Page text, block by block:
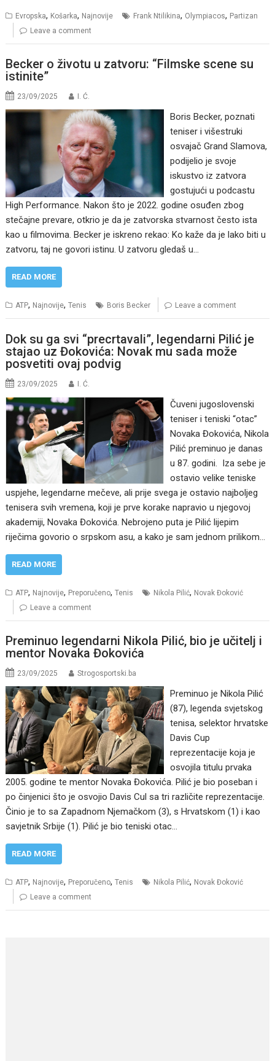
Evropska, Košarka, Najnovije Frank Ntilikina, Olympiacos, Partizan
Leave a comment
Becker o životu u zatvoru: “Filmske scene su
istinite”
23/09/2025 I. Ć.
Boris Becker, poznati
teniser i višestruki
osvajač Grand Slamova,
podijelio je svoje
iskustvo iz zatvora
gostujući u podcastu
High Performance. Nakon što je 2022. godine osuđen zbog
stečajne prevare, otkrio je da je zatvorska stvarnost često ista
kao u filmovima. Becker je iskreno rekao: Ko kaže da je lako biti u
zatvoru, taj ne govori istinu. U zatvoru gledaš u…
READ MORE
ATP, Najnovije,Tenis Boris Becker Leave a comment
Dok su ga svi “precrtavali”, legendarni Pilić je
stajao uz Đokovića: Novak mu sada može
posvetiti ovaj podvig
23/09/2025 I. Ć.
Čuveni jugoslovenski
teniser i teniski “otac”
Novaka Đokovića, Nikola
Pilić preminuo je danas
u 87. godini. Iza sebe je
ostavio velike teniske
uspjehe, legendarne mečeve, ali prije svega je ostavio najboljeg
tenisera svih vremena, koji je prve korake napravio u njegovoj
akademiji, Novaka Đokovića. Nebrojeno puta je Pilić lijepim
riječima govorio o srpskom asu, a kako je sam jednom prilikom…
READ MORE
ATP, Najnovije, Preporučeno,Tenis Nikola Pilić, Novak Đoković
Leave a comment
Preminuo legendarni Nikola Pilić, bio je učitelj i
mentor Novaka Đokovića
23/09/2025 Strogosportski.ba
Preminuo je Nikola Pilić
(87), legenda svjetskog
tenisa, selektor hrvatske
Davis Cup
reprezentacije koja je
osvojila titulu prvaka
2005. godine te mentor Novaka Đokovića. Pilić je bio poseban i
po činjenici što je osvojio Davis Cul sa tri različite reprezentacije.
Činio je to sa Zapadnom Njemačkom (3), s Hrvatskom (1) i kao
savjetnik Srbije (1). Pilić je bio teniski otac…
READ MORE
ATP, Najnovije, Preporučeno,Tenis Nikola Pilić, Novak Đoković
Leave a comment